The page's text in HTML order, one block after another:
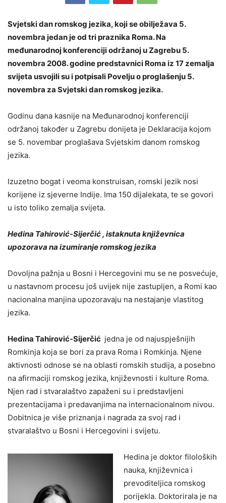
Svjetski dan romskog jezika, koji se obilježava 5.
novembra jedan je od tri praznika Roma. Na
međunarodnoj konferenciji održanoj u Zagrebu 5.
novembra 2008. godine predstavnici Roma iz 17 zemalja
svijeta usvojili su i potpisali Povelju o proglašenju 5.
novembra za Svjetski dan romskog jezika.
Godinu dana kasnije na Međunarodnoj konferenciji
održanoj također u Zagrebu donijeta je Deklaracija kojom
se 5. novembar proglašava Svjetskim danom romskog
jezika.
Izuzetno bogat i veoma konstruisan, romski jezik nosi
korijene iz sjeverne Indije. Ima 150 dijalekata, te se govori
u isto toliko zemalja svijeta.
Hedina Tahirović-Sijerčić , istaknuta književnica
upozorava na izumiranje romskog jezika
Dovoljna pažnja u Bosni i Hercegovini mu se ne posvećuje,
u nastavnom procesu još uvijek nije zastupljen, a Romi kao
nacionalna manjina upozoravaju na nestajanje vlastitog
jezika.
Hedina Tahirović-Sijerčić jedna je od najuspješnijih
Romkinja koja se bori za prava Roma i Romkinja. Njene
aktivnosti odnose se na oblasti romskih studija, a posebno
na afirmaciji romskog jezika, književnosti i kulture Roma.
Njen rad i stvaralaštvo zapaženi su i predstavljeni
prezentacijama i predavanjima na internacionalnom nivou.
Dobitnica je više priznanja i nagrada za svoj rad i
stvaralaštvo u Bosni i Hercegovini i svijetu.
Hedina je doktor filoloških
nauka, književnica i
prevoditeljica romskog
porijekla. Doktorirala je na